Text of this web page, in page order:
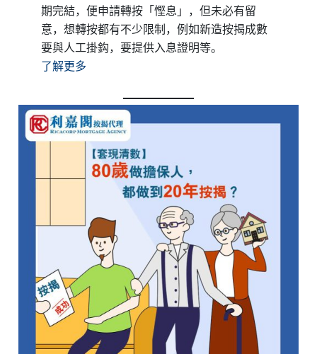
期完結，便申請轉按「慳息」，但未必有留
意，想轉按都有不少限制，例如新造按揭成數
要與人工掛鈎，要提供入息證明等。
了解更多